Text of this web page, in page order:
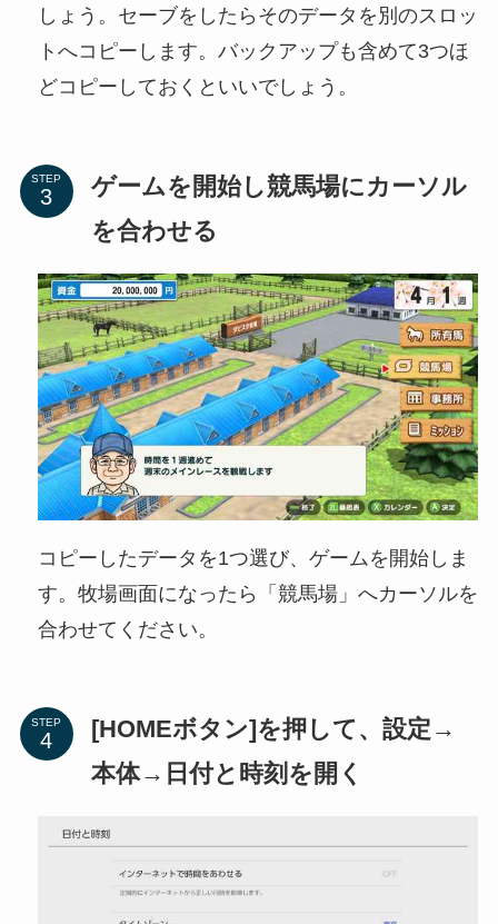
しょう。セーブをしたらそのデータを別のスロッ
トへコピーします。バックアップも含めて3つほ
どコピーしておくといいでしょう。
STEP
ゲームを開始し競馬場にカーソル
を合わせる
コピーしたデータを1つ選び、ゲームを開始しま
す。牧場画面になったら「競馬場」へカーソルを
合わせてください。
STEP
[HOMEボタン]を押して、設定→
本体→日付と時刻を開く